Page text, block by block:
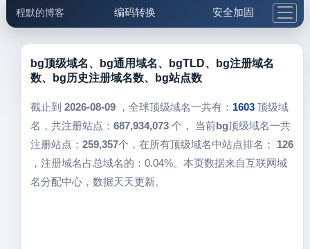
程默的博客 编码转换 安全加固
邮件工具 生活便民 更多工具
5.1支付宝大红包
bg顶级域名、bg通用域名、bgTLD、bg注册域名
数、bg历史注册域名数、bg站点数
截止到 2026-08-09，全球顶级域名一共有： 1603 顶级域
名，共注册站点： 687,934,073 个， 当前bg顶级域名一共
注册站点： 259,357个，在所有顶级域名中站点排名： 126
，注册域名占总域名的：0.04%。本页数据来自互联网域
名分配中心，数据天天更新。